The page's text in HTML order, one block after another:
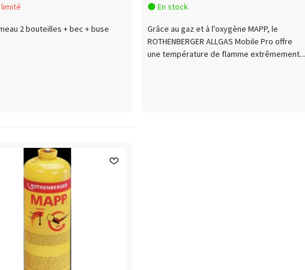
2 bouteilles + bec + buse
En stock
Grâce au gaz et à l'oxygène MAPP, le
ROTHENBERGER ALLGAS Mobile Pro offre
une température de flamme extrêmement...